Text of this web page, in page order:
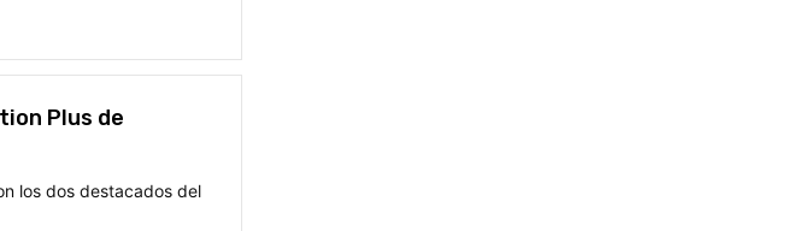
Plus de
los dos destacados del